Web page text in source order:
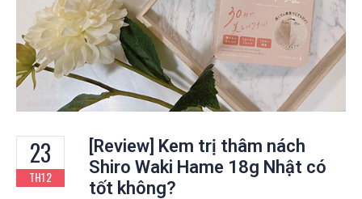
23
TH12
[Review] Kem trị thâm nách
Shiro Waki Hame 18g Nhật có
tốt không?